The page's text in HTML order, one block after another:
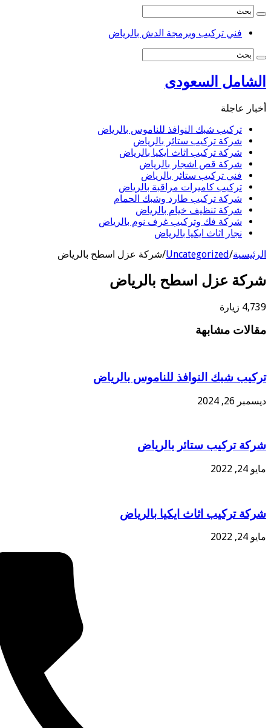
فني تركيب وبرمجة الدش بالرياض
السعودى
عاجلة
تركيب شبك النوافذ للناموس بالرياض
شركة تركيب ستائر بالرياض
شركة تركيب اثاث ايكيا بالرياض
شركة قص اشجار بالرياض
فني تركيب ستائر بالرياض
تركيب كاميرات مراقبة بالرياض
شركة تركيب طارد وشبك الحمام
شركة تنظيف خيام بالرياض
شركة فك وتركيب غرف نوم بالرياض
نجار اثاث ايكيا بالرياض
/
Uncategorized
/شركة عزل اسطح بالرياض
عزل اسطح بالرياض
زيارة
مشابهة
شبك النوافذ للناموس بالرياض
26, 2024
تركيب ستائر بالرياض
2022
تركيب اثاث ايكيا بالرياض
2022